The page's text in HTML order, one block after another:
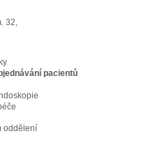
32,
pacientů
oddělení